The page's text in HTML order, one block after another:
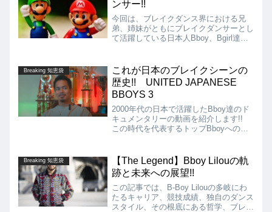
公のようだと言われています!!
ンサー!!
今回は、ブレイクダンス界における兄
弟、姉妹がともにブレイクダンサーとし
て活躍している日本人Bboy、Bgirl達を
の面も大きいのではないかと思います!!
Breaking 知恵袋
これが日本のブレイクシーンの
歴史!! UNITED JAPANESE
BBOYS 3
2000年代の日本で活躍したBboy達のド
キュメンタリーの動画を紹介します!!
この時代を代表するトップBboyへのイ
常に素晴らしい映像作品となっていま
す!!
Breaking 知恵袋
【The Legend】Bboy Lilouの軌
跡と未来への展望!!
この記事では、B-Boy Lilouの多岐にわ
たるキャリア、競技成績、独自のダンス
スタイル、その根底にある哲学、ブレイ